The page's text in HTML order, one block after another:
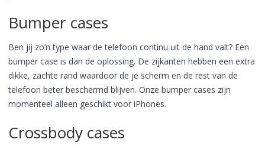
Bumper cases
Ben jij zo’n type waar de telefoon continu uit de hand valt? Een
bumper case is dan de oplossing. De zijkanten hebben een extra
dikke, zachte rand waardoor de je scherm en de rest van de
telefoon beter beschermd blijven. Onze bumper cases zijn
momenteel alleen geschikt voor iPhones.
Crossbody cases